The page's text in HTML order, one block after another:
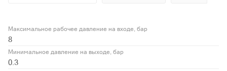
Максимальное рабочее давление на входе, бар
8
Минимальное давление на выходе, бар
0.3